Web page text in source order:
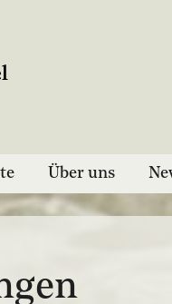
Über uns